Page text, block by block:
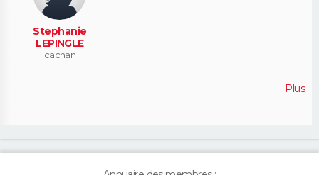
Stephanie
LEPINGLE
cachan
Plus